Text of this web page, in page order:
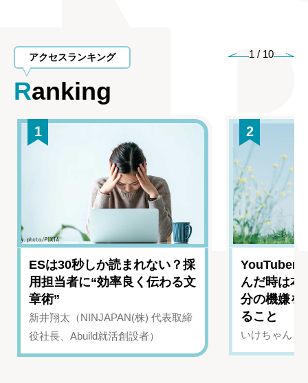
アクセスランキング
Ranking
1 / 10
1
ESは30秒しか読まれない？採
用担当者に“効率良く伝わる文
章術”
新井翔太（NINJAPAN(株) 代表取締
役社長、Abuild就活創設者）
2
YouTuber
んだ時は
分の機嫌を
ること
いけちゃん（